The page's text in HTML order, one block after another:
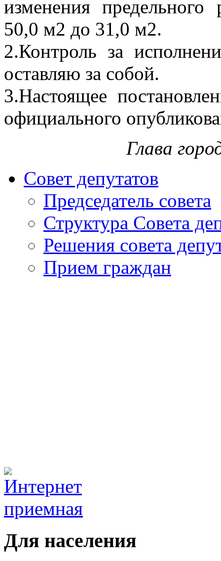
изменения предельного
50,0 м2 до 31,0 м2.
2.Контроль за
оставляю за собой.
3.Настоящее
официального
Глава
Совет депутатов
Председатель совета
Структура Совета
Решения совета
Прием граждан
Для населения